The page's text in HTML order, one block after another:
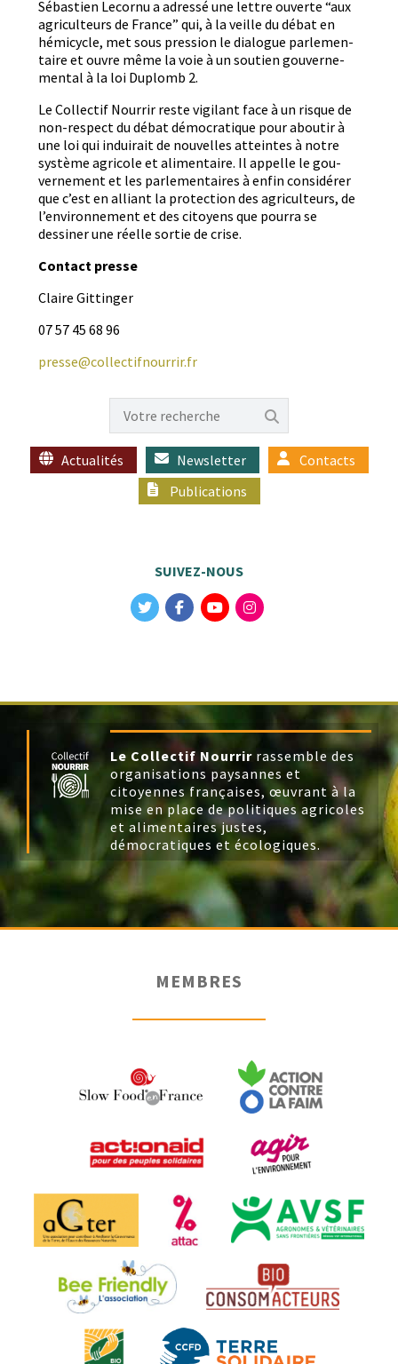
Sébastien Lecor­nu a adressé une let­tre ouverte “aux
agricul­teurs de France” qui, à la veille du débat en
hémi­cy­cle, met sous pres­sion le dia­logue par­lemen­
taire et ouvre même la voie à un sou­tien gou­verne­
men­tal à la loi Duplomb 2.
Le Col­lec­tif Nour­rir reste vig­i­lant face à un risque de
non-respect du débat démoc­ra­tique pour aboutir à
une loi qui induirait de nou­velles atteintes à notre
sys­tème agri­cole et ali­men­taire. Il appelle le gou­
verne­ment et les par­lemen­taires à enfin con­sid­ér­er
que c’est en alliant la pro­tec­tion des agricul­teurs, de
l’environnement et des citoyens que pour­ra se
dessin­er une réelle sor­tie de crise.
Con­tact presse
Claire Git­tinger
07 57 45 68 96
presse@collectifnourrir.fr
Actualités Newsletter
Contacts
Publications
SUIVEZ-NOUS
Le Collectif Nourrir rassemble des
organisations paysannes et
citoyennes françaises, œuvrant à la
mise en place de politiques agricoles
et alimentaires justes,
démocratiques et écologiques.
MEMBRES